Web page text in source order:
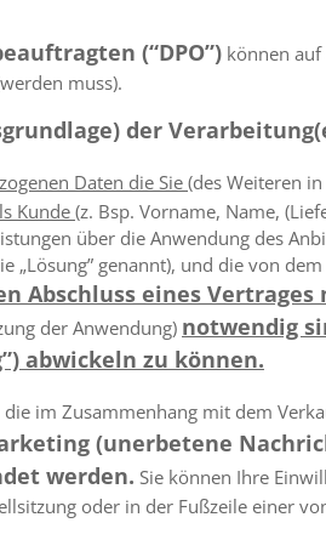
(“DPO”) können
muss).
der
Daten die Sie (des Weiteren
Kunde (z. Bsp. Vorname, Name,
über die Anwendung des
„Lösung” genannt), und die von
Abschluss eines Vertrages
der Anwendung) notwendig
abwickeln zu können.
die im Zusammenhang mit dem
(unerbetene
werden. Sie können Ihre
oder in der Fußzeile einer